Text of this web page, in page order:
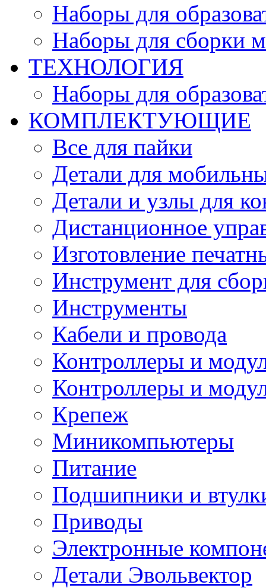
Наборы для
Наборы для сборки
ТЕХНОЛОГИЯ
Наборы для
КОМПЛЕКТУЮЩИЕ
Все для пайки
Детали для
Детали и узлы для
Дистанционное
Изготовление
Инструмент для
Инструменты
Кабели и провода
Контроллеры и
Контроллеры и
Крепеж
Миникомпьютеры
Питание
Подшипники и
Приводы
Электронные
Детали Эвольвектор